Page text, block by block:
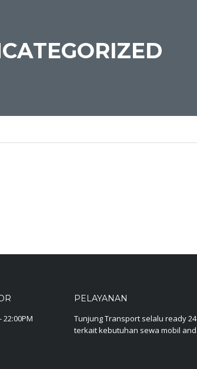
22:00PM
PELAYANAN
Tunjung Transport selalu ready
terkait kebutuhan sewa mobil